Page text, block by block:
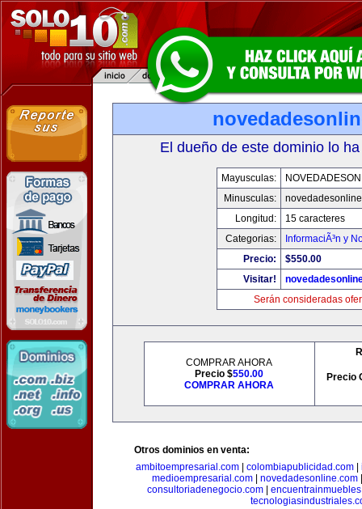
El dueño de este dominio lo
Mayusculas:
Minusculas:
Longitud:
15 caracteres
Categorias:
InformaciÃ³n y
Precio:
$550.00
Visitar!
Serán consideradas
COMPRAR AHORA
Precio $550.00
COMPRAR AHORA
Precio
Otros dominios en venta:
ambitoempresarial.com| colombiapublicidad.com|
medioempresarial.com| novedadesonline.com
consultoriadenegocio.com|